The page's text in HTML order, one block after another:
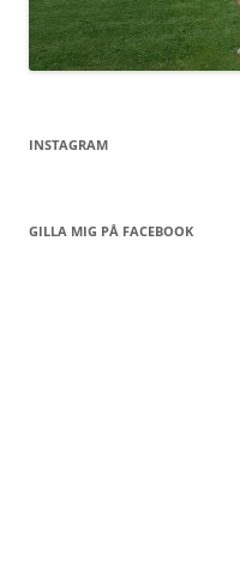
INSTAGRAM
GILLA MIG PÅ FACEBOOK